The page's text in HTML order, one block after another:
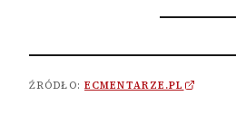
ŹRÓDŁO: ECMENTARZE.PL